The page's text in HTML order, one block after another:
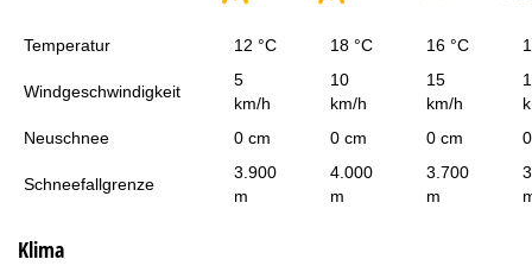
Temperatur 12 °C 18 °C 16 °C
Windgeschwindigkeit
5
km/h
10
km/h
15
km/h
Neuschnee
0 cm 0 cm 0 cm
Schneefallgrenze
3.900
m
4.000
m
3.700
m
Klima